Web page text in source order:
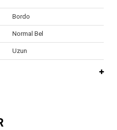
Bordo
Normal Bel
Uzun